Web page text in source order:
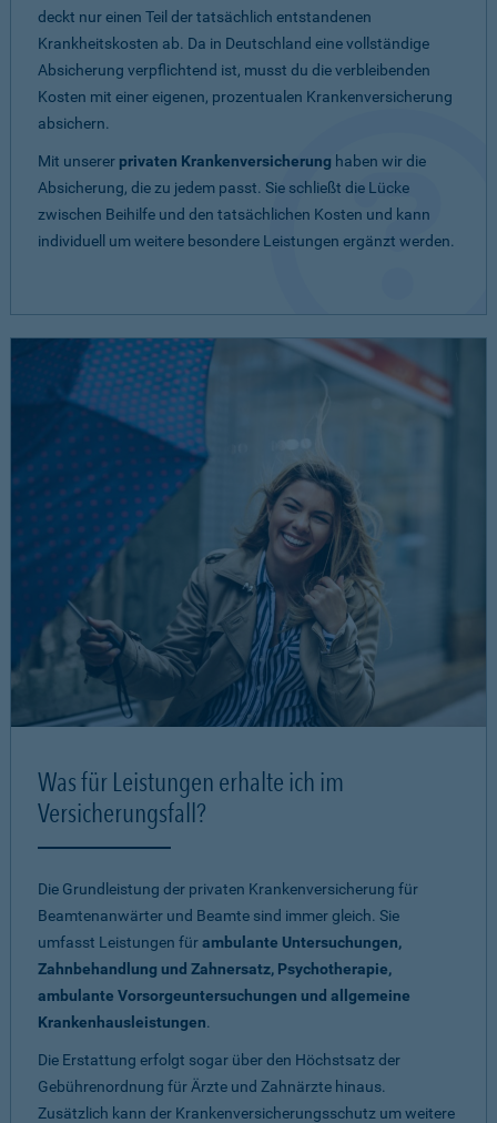
deckt nur einen Teil der tatsächlich entstandenen
Krankheitskosten ab. Da in Deutschland eine vollständige
Absicherung verpflichtend ist, musst du die verbleibenden
Kosten mit einer eigenen, prozentualen Krankenversicherung
absichern.
Mit unserer privaten Krankenversicherung haben wir die
Absicherung, die zu jedem passt. Sie schließt die Lücke
zwischen Beihilfe und den tatsächlichen Kosten und kann
individuell um weitere besondere Leistungen ergänzt werden.
Was für Leistungen erhalte ich im
Versicherungsfall?
Die Grundleistung der privaten Krankenversicherung für
Beamtenanwärter und Beamte sind immer gleich. Sie
umfasst Leistungen fürambulante Untersuchungen,
Zahnbehandlung und Zahnersatz, Psychotherapie,
ambulante Vorsorgeuntersuchungen und allgemeine
Krankenhausleistungen.
Die Erstattung erfolgt sogar über den Höchstsatz der
Gebührenordnung für Ärzte und Zahnärzte hinaus.
Zusätzlich kann der Krankenversicherungsschutz um weitere